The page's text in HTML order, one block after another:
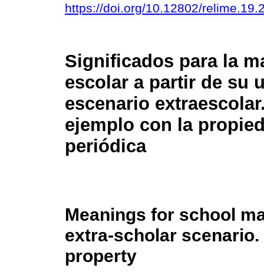
https://doi.org/10.12802/
Significados para la
escolar a partir de su
escenario
ejemplo con la
periódica
Meanings for school
extra-scholar
property